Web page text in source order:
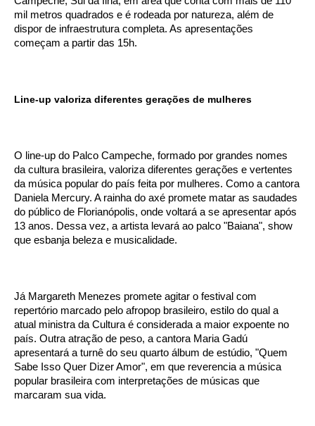
mil metros quadrados e é rodeada por natureza, além de
dispor de infraestrutura completa. As apresentações
começam a partir das 15h.
Line-up valoriza diferentes gerações de mulheres
O line-up do Palco Campeche, formado por grandes nomes
da cultura brasileira, valoriza diferentes gerações e vertentes
da música popular do país feita por mulheres. Como a cantora
Daniela Mercury. A rainha do axé promete matar as saudades
do público de Florianópolis, onde voltará a se apresentar após
13 anos. Dessa vez, a artista levará ao palco "Baiana", show
que esbanja beleza e musicalidade.
Já Margareth Menezes promete agitar o festival com
repertório marcado pelo afropop brasileiro, estilo do qual a
atual ministra da Cultura é considerada a maior expoente no
país. Outra atração de peso, a cantora Maria Gadú
apresentará a turnê do seu quarto álbum de estúdio, "Quem
Sabe Isso Quer Dizer Amor", em que reverencia a música
popular brasileira com interpretações de músicas que
marcaram sua vida.